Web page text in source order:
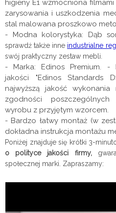
higieny E1 wzmocniona
zarysowania i uszkodzenia
stal malowana proszkowo
- Modna kolorystyka: Dąb
sprawdź także inne industrialne
swój praktyczny zestaw mebli.
- Marka: Edinos Premium. -
jakości "Edinos Standards
najwyższą jakość
zgodności
wyrobu z przyjętym wzorcem.
- Bardzo łatwy montaż (w
dokładna instrukcja montażu
Poniżej znajduje się krótki 3-
o polityce jakości firmy,
społecznej marki. Zapraszamy: